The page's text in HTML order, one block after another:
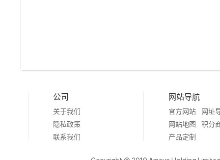
公司
关于我们
隐私政策
联系我们
网站导航
官方网站
网址
网站地图
积分
产品定制